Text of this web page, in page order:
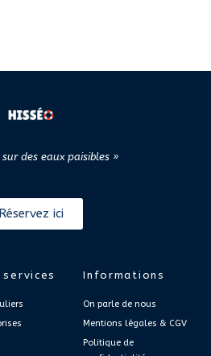
des eaux paisibles »
Réservez ici
services Informations
On parle de nous
Mentions légales & CGV
Politique de